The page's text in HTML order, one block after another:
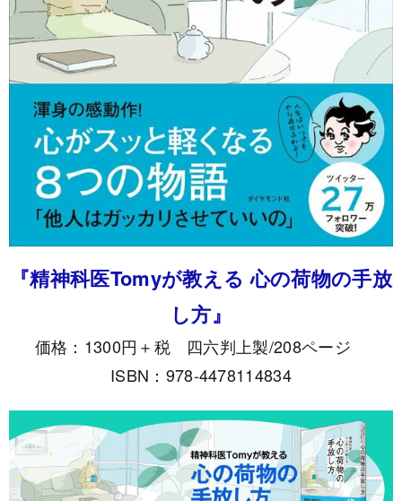
『精神科医Tomyが教える 心の荷物の手放
し方』
価格：1300円＋税 四六判上製/208ページ
ISBN：978-4478114834